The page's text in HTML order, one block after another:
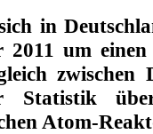
in
2011 um
zwischen
Statistik
Atom-